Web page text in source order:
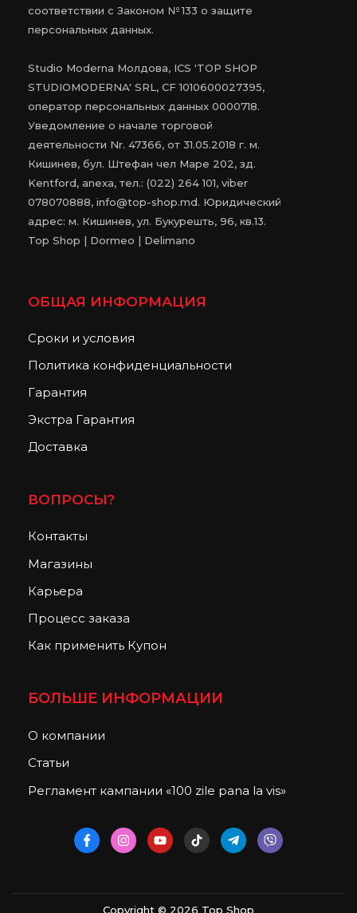
соответствии с Законом № 133 о защите
персональных данных.
Studio Moderna Молдова, ICS 'TOP SHOP
STUDIOMODERNA' SRL, CF 1010600027395,
оператор персональных данных 0000718.
Уведомление о начале торговой
деятельности Nr. 47366, от 31.05.2018 г. м.
Кишинев, бул. Штефан чел Маре 202, зд.
Kentford, anexa, тел.: (022) 264 101, viber
078070888, info@top-shop.md. Юридический
адрес: м. Кишинев, ул. Букурешть, 96, кв.13.
Top Shop | Dormeo | Delimano
ОБЩАЯ ИНФОРМАЦИЯ
Сроки и условия
Политика конфиденциальности
Гарантия
Экстра Гарантия
Доставка
ВОПРОСЫ?
Контакты
Магазины
Карьера
Процесс заказа
Как применить Купон
БОЛЬШЕ ИНФОРМАЦИИ
О компании
Статьи
Регламент кампании «100 zile pana la vis»
Copyright © 2026 Top Shop